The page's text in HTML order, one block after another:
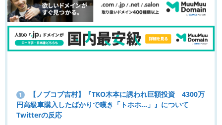
1
【ノブコブ吉村】『TKO木本に誘われ巨額投資 4300万
円高級車購入したばかりで嘆き「トホホ…」』について
Twitterの反応